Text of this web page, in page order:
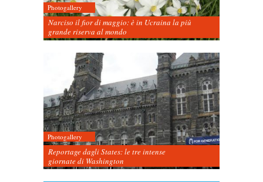
Photogallery
Narciso il fior di maggio: è in Ucraina la più
grande riserva al mondo
Photogallery
Reportage dagli States: le tre intense
giornate di Washington